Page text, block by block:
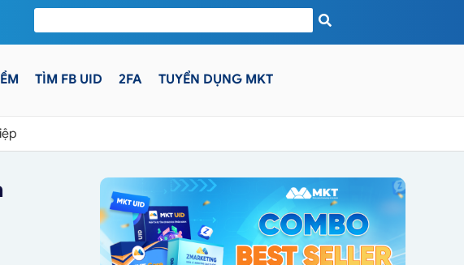
TÌM FB UID 2FA TUYỂN DỤNG MKT